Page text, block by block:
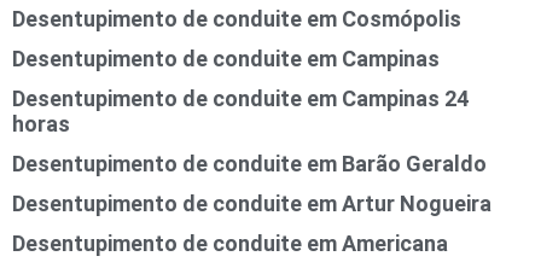
Desentupimento de conduite em Cosmópolis
Desentupimento de conduite em Campinas
Desentupimento de conduite em Campinas 24
horas
Desentupimento de conduite em Barão Geraldo
Desentupimento de conduite em Artur Nogueira
Desentupimento de conduite em Americana